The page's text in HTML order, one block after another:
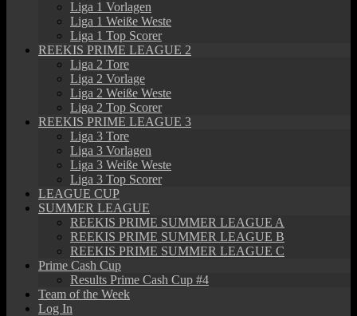
Liga 1 Vorlagen
Liga 1 Weiße Weste
Liga 1 Top Scorer
REEKIS PRIME LEAGUE 2
Liga 2 Tore
Liga 2 Vorlage
Liga 2 Weiße Weste
Liga 2 Top Scorer
REEKIS PRIME LEAGUE 3
Liga 3 Tore
Liga 3 Vorlagen
Liga 3 Weiße Weste
Liga 3 Top Scorer
LEAGUE CUP
SUMMER LEAGUE
REEKIS PRIME SUMMER LEAGUE A
REEKIS PRIME SUMMER LEAGUE B
REEKIS PRIME SUMMER LEAGUE C
Prime Cash Cup
Results Prime Cash Cup #4
Team of the Week
Log In